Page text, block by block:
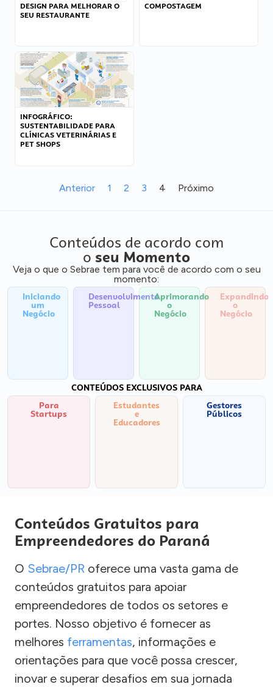
DESIGN PARA MELHORAR O
SEU RESTAURANTE
COMPOSTAGEM
INFOGRÁFICO:
SUSTENTABILIDADE PARA
CLÍNICAS VETERINÁRIAS E
PET SHOPS
Anterior 1 2 3 4 Próximo
Conteúdos de acordo com
o seu Momento
Veja o que o Sebrae tem para você de acordo com o seu
momento:
Iniciando
um
Negócio
Desenvolvimento
Pessoal
Aprimorando
o
Negócio
Expandindo
o
Negócio
CONTEÚDOS EXCLUSIVOS PARA
Para
Startups
Estudantes
e
Educadores
Gestores
Públicos
Conteúdos Gratuitos para
Empreendedores do Paraná
O Sebrae/PR oferece uma vasta gama de
conteúdos gratuitos para apoiar
empreendedores de todos os setores e
portes. Nosso objetivo é fornecer as
melhores ferramentas, informações e
orientações para que você possa crescer,
inovar e superar desafios em sua jornada